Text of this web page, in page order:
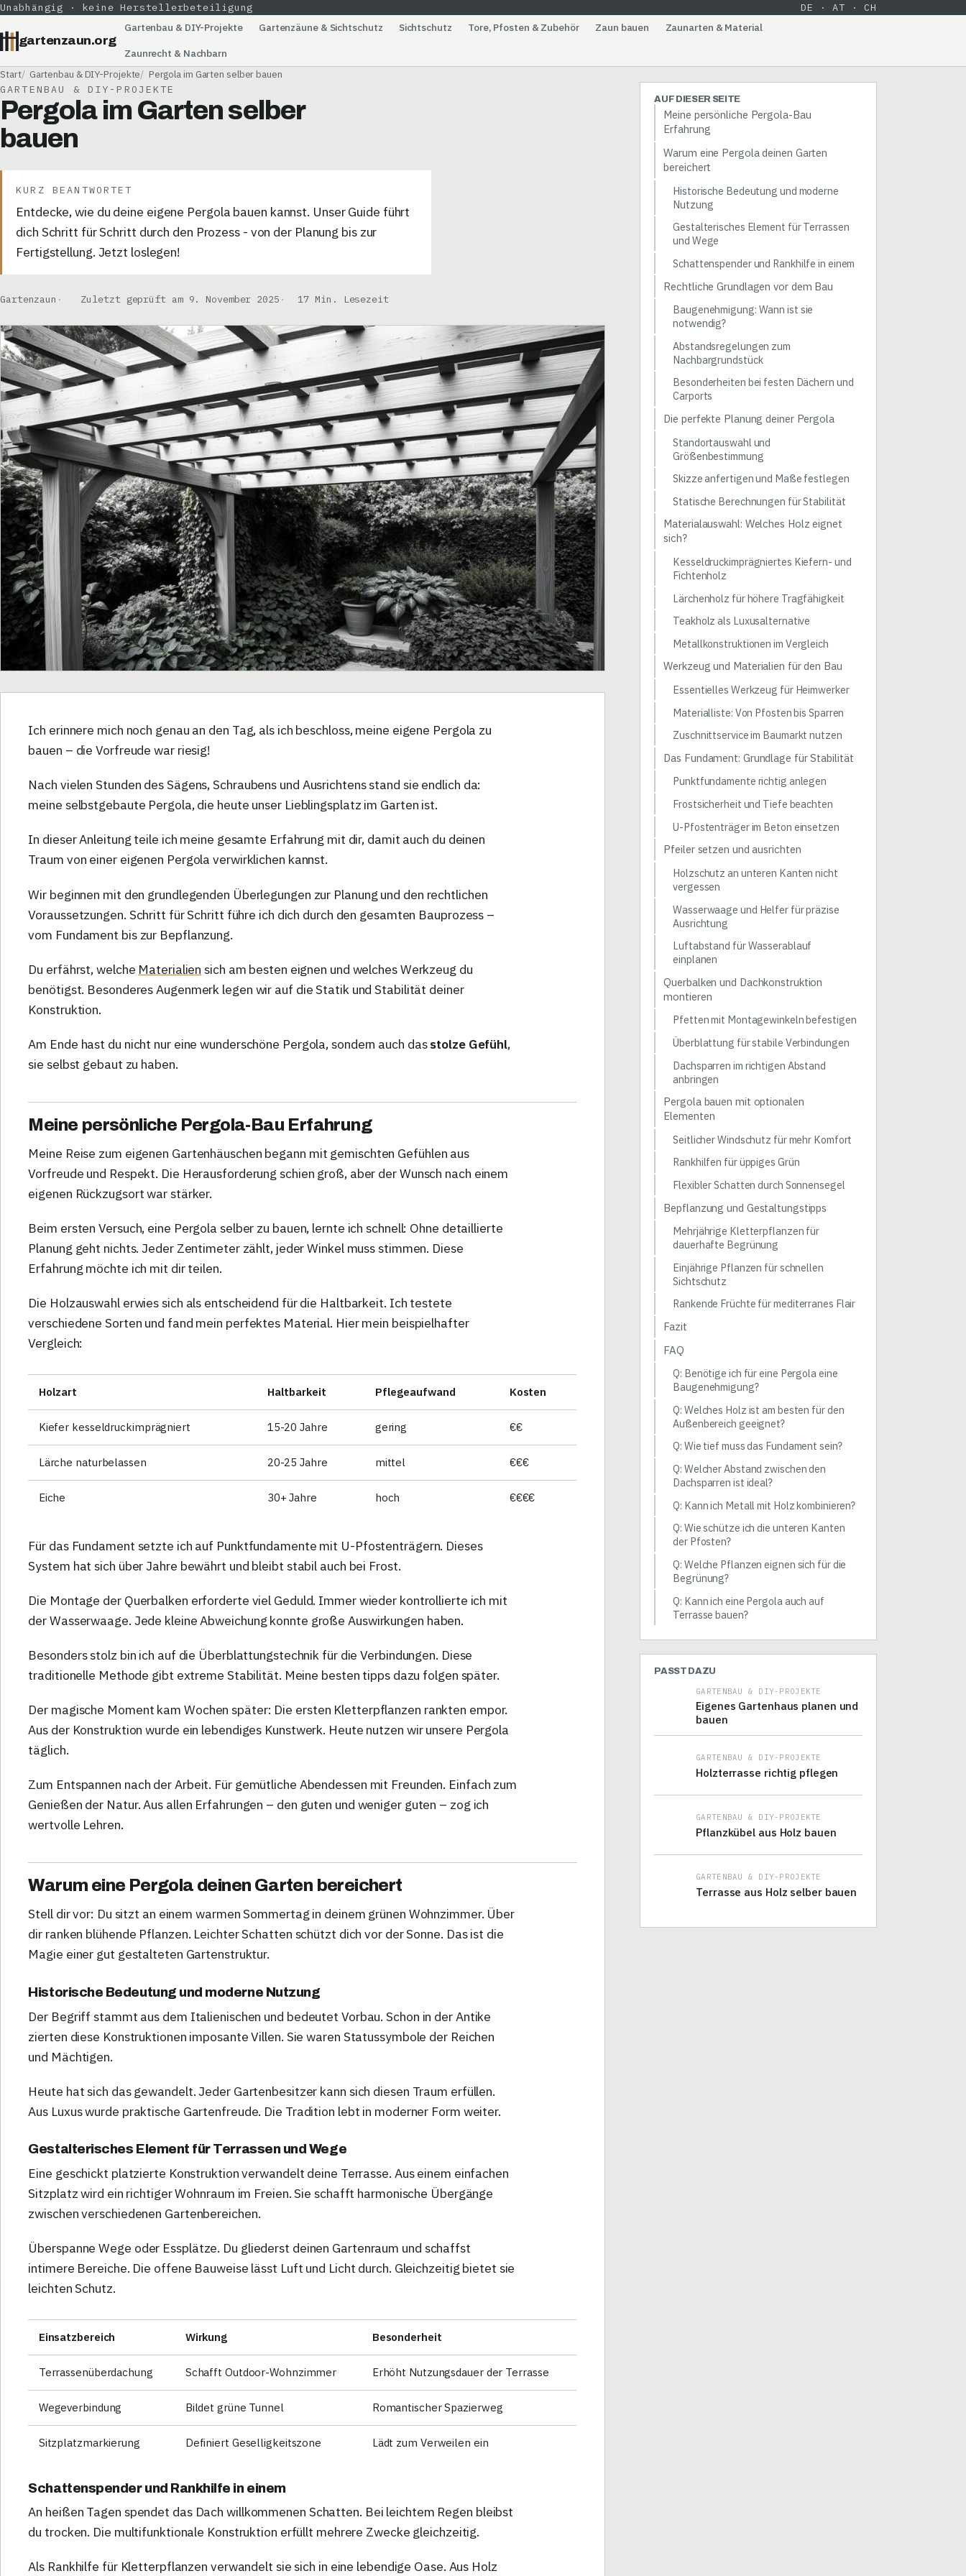
Unabhängig · keine Herstellerbeteiligung DE · AT · CH
gartenzaun.org
Gartenbau & DIY-Projekte Gartenzäune & Sichtschutz Sichtschutz Tore, Pfosten & Zubehör Zaun bauen
Zaunarten & Material
Zaunrecht & Nachbarn
Start
Gartenbau & DIY-Projekte
Pergola im Garten selber bauen
GARTENBAU & DIY-PROJEKTE
Pergola im Garten selber
bauen
KURZ BEANTWORTET
Entdecke, wie du deine eigene Pergola bauen kannst. Unser Guide führt
dich Schritt für Schritt durch den Prozess - von der Planung bis zur
Fertigstellung. Jetzt loslegen!
Gartenzaun Zuletzt geprüft am 9. November 2025 17 Min. Lesezeit
Ich erinnere mich noch genau an den Tag, als ich beschloss, meine eigene Pergola zu
bauen – die Vorfreude war riesig!
Nach vielen Stunden des Sägens, Schraubens und Ausrichtens stand sie endlich da:
meine selbstgebaute Pergola, die heute unser Lieblingsplatz im Garten ist.
In dieser Anleitung teile ich meine gesamte Erfahrung mit dir, damit auch du deinen
Traum von einer eigenen Pergola verwirklichen kannst.
Wir beginnen mit den grundlegenden Überlegungen zur Planung und den rechtlichen
Voraussetzungen. Schritt für Schritt führe ich dich durch den gesamten Bauprozess –
vom Fundament bis zur Bepflanzung.
Du erfährst, welche Materialien sich am besten eignen und welches Werkzeug du
benötigst. Besonderes Augenmerk legen wir auf die Statik und Stabilität deiner
Konstruktion.
Am Ende hast du nicht nur eine wunderschöne Pergola, sondern auch dasstolze Gefühl,
sie selbst gebaut zu haben.
Meine persönliche Pergola-Bau Erfahrung
Meine Reise zum eigenen Gartenhäuschen begann mit gemischten Gefühlen aus
Vorfreude und Respekt. Die Herausforderung schien groß, aber der Wunsch nach einem
eigenen Rückzugsort war stärker.
Beim ersten Versuch, eine Pergola selber zu bauen, lernte ich schnell: Ohne detaillierte
Planung geht nichts. Jeder Zentimeter zählt, jeder Winkel muss stimmen. Diese
Erfahrung möchte ich mit dir teilen.
Die Holzauswahl erwies sich als entscheidend für die Haltbarkeit. Ich testete
verschiedene Sorten und fand mein perfektes Material. Hier mein beispielhafter
Vergleich:
Holzart Haltbarkeit Pflegeaufwand Kosten
Kiefer kesseldruckimprägniert 15-20 Jahre gering €€
Lärche naturbelassen 20-25 Jahre mittel €€€
Eiche 30+ Jahre hoch €€€€
Für das Fundament setzte ich auf Punktfundamente mit U-Pfostenträgern. Dieses
System hat sich über Jahre bewährt und bleibt stabil auch bei Frost.
Die Montage der Querbalken erforderte viel Geduld. Immer wieder kontrollierte ich mit
der Wasserwaage. Jede kleine Abweichung konnte große Auswirkungen haben.
Besonders stolz bin ich auf die Überblattungstechnik für die Verbindungen. Diese
traditionelle Methode gibt extreme Stabilität. Meine besten tipps dazu folgen später.
Der magische Moment kam Wochen später: Die ersten Kletterpflanzen rankten empor.
Aus der Konstruktion wurde ein lebendiges Kunstwerk. Heute nutzen wir unsere Pergola
täglich.
Zum Entspannen nach der Arbeit. Für gemütliche Abendessen mit Freunden. Einfach zum
Genießen der Natur. Aus allen Erfahrungen – den guten und weniger guten – zog ich
wertvolle Lehren.
Warum eine Pergola deinen Garten bereichert
Stell dir vor: Du sitzt an einem warmen Sommertag in deinem grünen Wohnzimmer. Über
dir ranken blühende Pflanzen. Leichter Schatten schützt dich vor der Sonne. Das ist die
Magie einer gut gestalteten Gartenstruktur.
Historische Bedeutung und moderne Nutzung
Der Begriff stammt aus dem Italienischen und bedeutet Vorbau. Schon in der Antike
zierten diese Konstruktionen imposante Villen. Sie waren Statussymbole der Reichen
und Mächtigen.
Heute hat sich das gewandelt. Jeder Gartenbesitzer kann sich diesen Traum erfüllen.
Aus Luxus wurde praktische Gartenfreude. Die Tradition lebt in moderner Form weiter.
Gestalterisches Element für Terrassen und Wege
Eine geschickt platzierte Konstruktion verwandelt deine Terrasse. Aus einem einfachen
Sitzplatz wird ein richtiger Wohnraum im Freien. Sie schafft harmonische Übergänge
zwischen verschiedenen Gartenbereichen.
Überspanne Wege oder Essplätze. Du gliederst deinen Gartenraum und schaffst
intimere Bereiche. Die offene Bauweise lässt Luft und Licht durch. Gleichzeitig bietet sie
leichten Schutz.
Einsatzbereich Wirkung Besonderheit
Terrassenüberdachung Schafft Outdoor-Wohnzimmer Erhöht Nutzungsdauer der Terrasse
Wegeverbindung Bildet grüne Tunnel Romantischer Spazierweg
Sitzplatzmarkierung Definiert Geselligkeitszone Lädt zum Verweilen ein
Schattenspender und Rankhilfe in einem
An heißen Tagen spendet das Dach willkommenen Schatten. Bei leichtem Regen bleibst
du trocken. Die multifunktionale Konstruktion erfüllt mehrere Zwecke gleichzeitig.
Als Rankhilfe für Kletterpflanzen verwandelt sie sich in eine lebendige Oase. Aus Holz
AUF DIESER SEITE
Meine persönliche Pergola-Bau
Erfahrung
Warum eine Pergola deinen Garten
bereichert
Historische Bedeutung und moderne
Nutzung
Gestalterisches Element für Terrassen
und Wege
Schattenspender und Rankhilfe in einem
Rechtliche Grundlagen vor dem Bau
Baugenehmigung: Wann ist sie
notwendig?
Abstandsregelungen zum
Nachbargrundstück
Besonderheiten bei festen Dächern und
Carports
Die perfekte Planung deiner Pergola
Standortauswahl und
Größenbestimmung
Skizze anfertigen und Maße festlegen
Statische Berechnungen für Stabilität
Materialauswahl: Welches Holz eignet
sich?
Kesseldruckimprägniertes Kiefern- und
Fichtenholz
Lärchenholz für höhere Tragfähigkeit
Teakholz als Luxusalternative
Metallkonstruktionen im Vergleich
Werkzeug und Materialien für den Bau
Essentielles Werkzeug für Heimwerker
Materialliste: Von Pfosten bis Sparren
Zuschnittservice im Baumarkt nutzen
Das Fundament: Grundlage für Stabilität
Punktfundamente richtig anlegen
Frostsicherheit und Tiefe beachten
U-Pfostenträger im Beton einsetzen
Pfeiler setzen und ausrichten
Holzschutz an unteren Kanten nicht
vergessen
Wasserwaage und Helfer für präzise
Ausrichtung
Luftabstand für Wasserablauf
einplanen
Querbalken und Dachkonstruktion
montieren
Pfetten mit Montagewinkeln befestigen
Überblattung für stabile Verbindungen
Dachsparren im richtigen Abstand
anbringen
Pergola bauen mit optionalen
Elementen
Seitlicher Windschutz für mehr Komfort
Rankhilfen für üppiges Grün
Flexibler Schatten durch Sonnensegel
Bepflanzung und Gestaltungstipps
Mehrjährige Kletterpflanzen für
dauerhafte Begrünung
Einjährige Pflanzen für schnellen
Sichtschutz
Rankende Früchte für mediterranes Flair
Fazit
FAQ
Q: Benötige ich für eine Pergola eine
Baugenehmigung?
Q: Welches Holz ist am besten für den
Außenbereich geeignet?
Q: Wie tief muss das Fundament sein?
Q: Welcher Abstand zwischen den
Dachsparren ist ideal?
Q: Kann ich Metall mit Holz kombinieren?
Q: Wie schütze ich die unteren Kanten
der Pfosten?
Q: Welche Pflanzen eignen sich für die
Begrünung?
Q: Kann ich eine Pergola auch auf
Terrasse bauen?
PASST DAZU
GARTENBAU & DIY-PROJEKTE
Eigenes Gartenhaus planen und
bauen
GARTENBAU & DIY-PROJEKTE
Holzterrasse richtig pflegen
GARTENBAU & DIY-PROJEKTE
Pflanzkübel aus Holz bauen
GARTENBAU & DIY-PROJEKTE
Terrasse aus Holz selber bauen